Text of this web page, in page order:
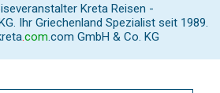
Kreta Reisen -
Ihr Griechenland Spezialist seit 1989.
.com.com GmbH & Co. KG